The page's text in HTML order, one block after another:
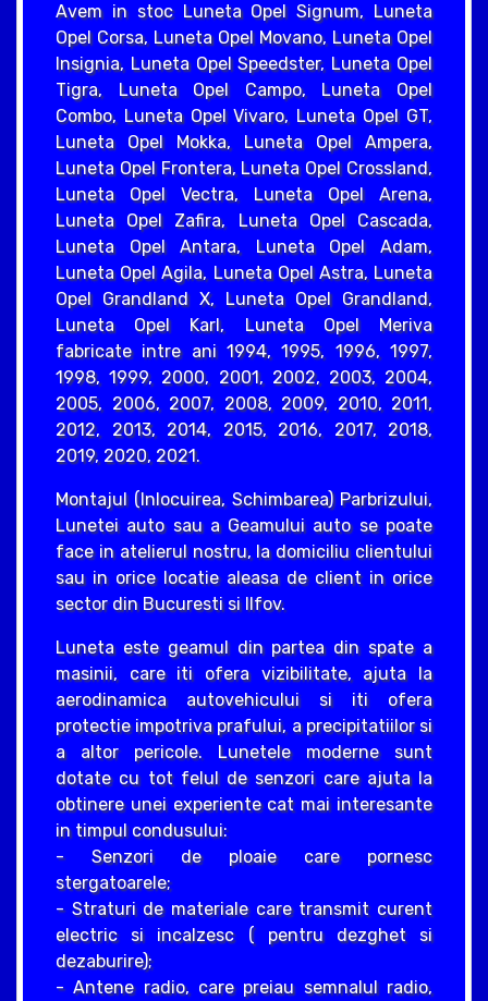
Avem in stoc Luneta Opel Signum, Luneta
Opel Corsa, Luneta Opel Movano, Luneta Opel
Insignia, Luneta Opel Speedster, Luneta Opel
Tigra, Luneta Opel Campo, Luneta Opel
Combo, Luneta Opel Vivaro, Luneta Opel GT,
Luneta Opel Mokka, Luneta Opel Ampera,
Luneta Opel Frontera, Luneta Opel Crossland,
Luneta Opel Vectra, Luneta Opel Arena,
Luneta Opel Zafira, Luneta Opel Cascada,
Luneta Opel Antara, Luneta Opel Adam,
Luneta Opel Agila, Luneta Opel Astra, Luneta
Opel Grandland X, Luneta Opel Grandland,
Luneta Opel Karl, Luneta Opel Meriva
fabricate intre ani 1994, 1995, 1996, 1997,
1998, 1999, 2000, 2001, 2002, 2003, 2004,
2005, 2006, 2007, 2008, 2009, 2010, 2011,
2012, 2013, 2014, 2015, 2016, 2017, 2018,
2019, 2020, 2021.
Montajul (Inlocuirea, Schimbarea) Parbrizului,
Lunetei auto sau a Geamului auto se poate
face in atelierul nostru, la domiciliu clientului
sau in orice locatie aleasa de client in orice
sector din Bucuresti si Ilfov.
Luneta este geamul din partea din spate a
masinii, care iti ofera vizibilitate, ajuta la
aerodinamica autovehicului si iti ofera
protectie impotriva prafului, a precipitatiilor si
a altor pericole. Lunetele moderne sunt
dotate cu tot felul de senzori care ajuta la
obtinere unei experiente cat mai interesante
in timpul condusului:
- Senzori de ploaie care pornesc
stergatoarele;
- Straturi de materiale care transmit curent
electric si incalzesc ( pentru dezghet si
dezaburire);
- Antene radio, care preiau semnalul radio,